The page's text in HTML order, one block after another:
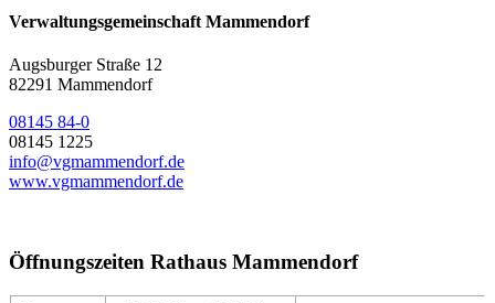
Verwaltungsgemeinschaft Mammendorf
Augsburger Straße 12
82291 Mammendorf
08145 84-0
08145 1225
info@vgmammendorf.de
www.vgmammendorf.de
Öffnungszeiten Rathaus Mammendorf